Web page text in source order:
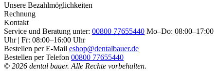
Unsere Bezahlmöglichkeiten
Rechnung
Kontakt
Service und Beratung unter: 00800 77655440 Mo–Do: 08:00–17:00
Uhr | Fr: 08:00–16:00 Uhr
Bestellen per E-Mail eshop@dentalbauer.de
Bestellen per Telefon 00800 77655440
© 2026 dental bauer. Alle Rechte vorbehalten.